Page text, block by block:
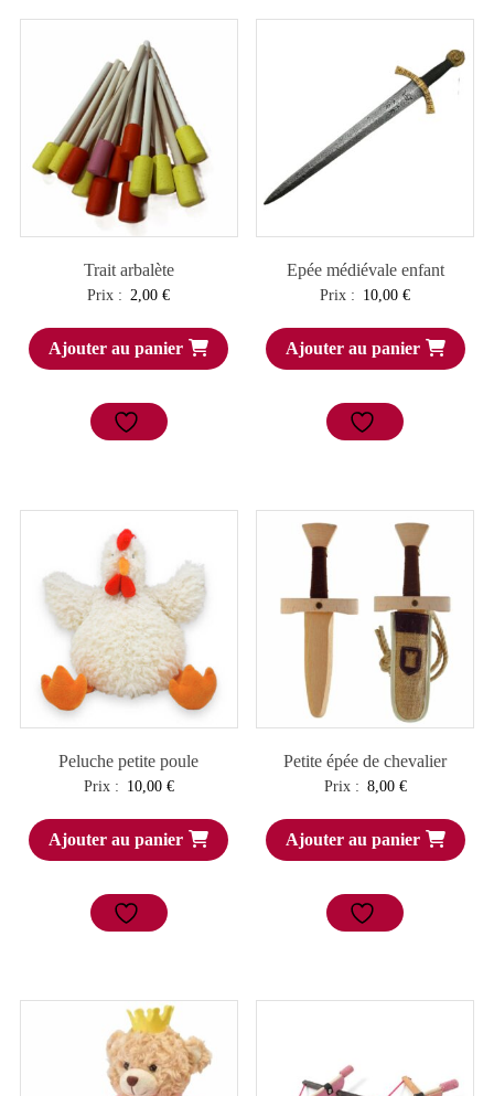
Trait arbalète
Prix : 2,00€
Ajouter au panier
Epée médiévale enfant
Prix : 10,00€
Ajouter au panier
Peluche petite poule
Prix : 10,00 €
Ajouter au panier
Petite épée de chevalier
Prix : 8,00 €
Ajouter au panier